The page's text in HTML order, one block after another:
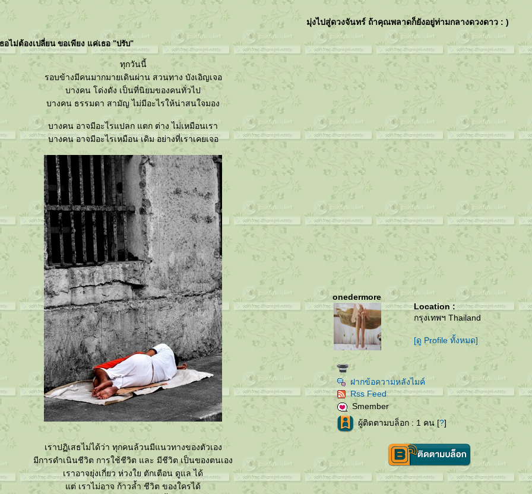
มุ่งไปสู่ดวงจันทร์ ถ้าคุณพลาดก็ยังอยู่ท่ามกลางดวงดาว : )
อไม่ต้องเปลี่ยน ขอเพียง แค่เธอ "ปรับ"
ทุกวันนี้
รอบข้างมีคนมากมายเดินผ่าน สวนทาง บังเอิญเจอ
บางคน โด่งดัง เป็นที่นิยมของคนทั่วไป
บางคน ธรรมดา สามัญ ไม่มีอะไรให้น่าสนใจมอง
บางคน อาจมีอะไรแปลก แตก ต่าง ไม่เหมือนเรา
บางคน อาจมีอะไรเหมือน เดิม อย่างที่เราเคยเจอ
เราปฏิเสธไม่ได้ว่า ทุกคนล้วนมีแนวทางของตัวเอง
มีการดำเนินชีวิต การใช้ชีวิต และ มีชีวิต เป็นของตนเอง
เราอาจยุ่งเกี่ยว ห่วงใย ตักเตือน ดูแล ได้
ต่ เราไม่อาจ ก้าวล้ำ ชีวิต ของใครได้
onedermore
Location :
กรุงเทพฯ Thailand
[ดู Profile ทั้งหมด]
ฝากข้อความหลังไมค์
Rss Feed
Smember
ผู้ติดตามบล็อก : 1 คน [?]